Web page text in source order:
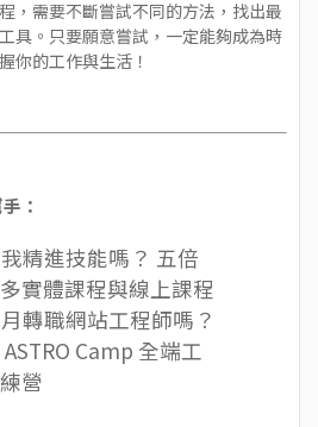
，需要不斷嘗試不同的方法，找出最
具。只要願意嘗試，一定能夠成為時
你的工作與生活！
：
精進技能嗎？ 五倍
實體課程與線上課程
轉職網站工程師嗎？
ASTRO Camp 全端工
營